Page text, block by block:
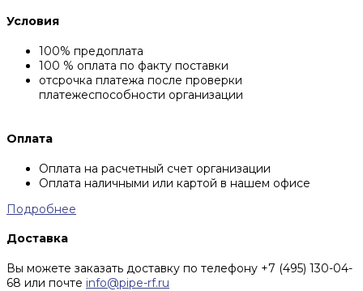
Условия
100% предоплата
100 % оплата по факту поставки
отсрочка платежа после проверки
платежеспособности организации
Оплата
Оплата на расчетный счет организации
Оплата наличными или картой в нашем офисе
Подробнее
Доставка
Вы можете заказать доставку по телефону +7 (495) 130-04-
68 или почте info@pipe-rf.ru